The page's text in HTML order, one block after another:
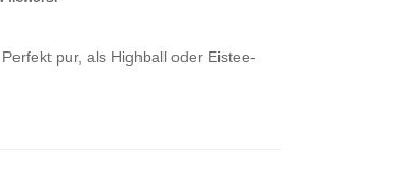
pur, als Highball oder Eistee-